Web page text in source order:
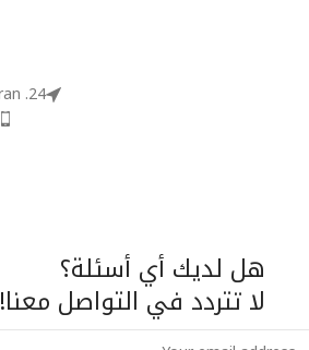
24. Sepah Street , IRAN, Tehran
هل لديك أي أسئلة؟
لا تتردد في التواصل معنا!